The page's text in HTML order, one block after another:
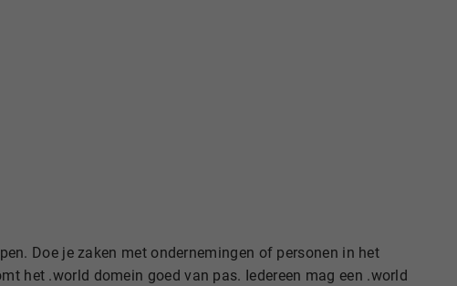
Doe je zaken met ondernemingen of personen in het
het .world domein goed van pas. Iedereen mag een .world